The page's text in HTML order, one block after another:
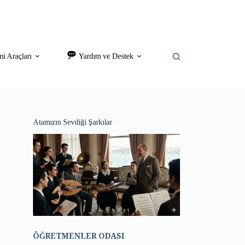
Araçları Yardım ve Destek
Atamızın Sevdiği Şarkılar
ÖĞRETMENLER ODASI